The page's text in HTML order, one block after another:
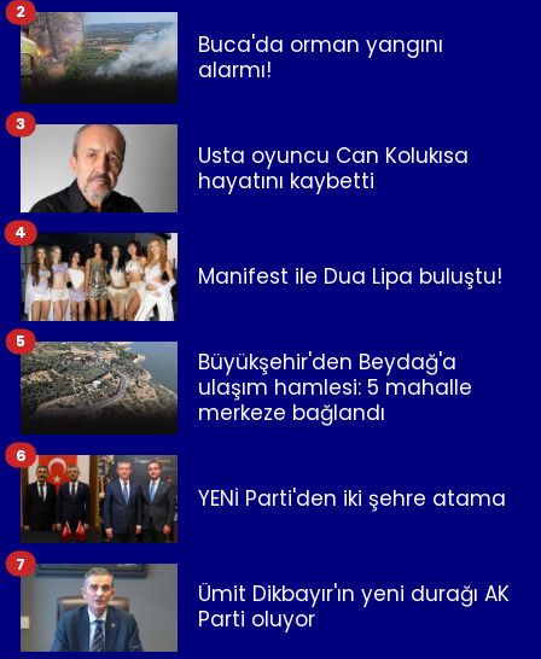
Buca'da orman yangını
alarmı!
2
Usta oyuncu Can Kolukısa
hayatını kaybetti
3
Manifest ile Dua Lipa buluştu!
4
Büyükşehir'den Beydağ'a
ulaşım hamlesi: 5 mahalle
merkeze bağlandı
5
YENİ Parti'den iki şehre atama
6
Ümit Dikbayır'ın yeni durağı AK
Parti oluyor
7